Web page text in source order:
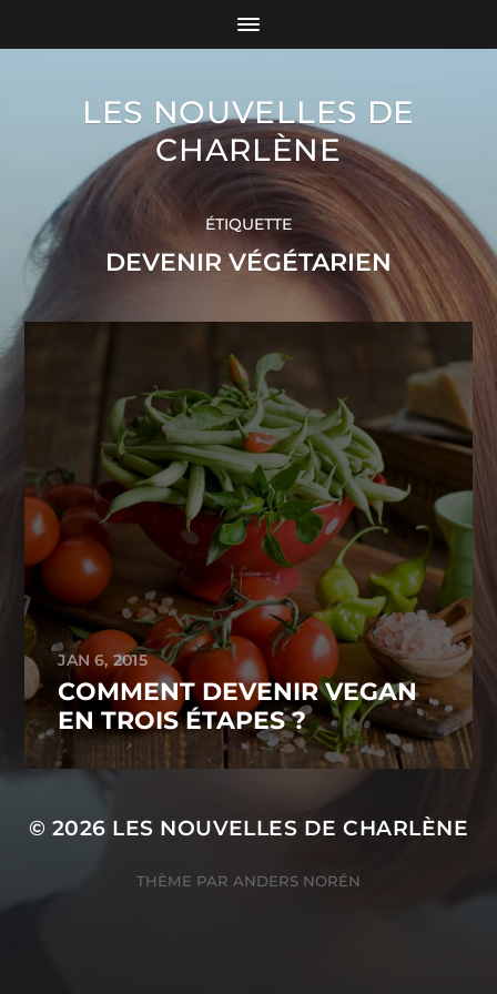
LES NOUVELLES DE
CHARLÈNE
ÉTIQUETTE
DEVENIR VÉGÉTARIEN
JAN 6, 2015
COMMENT DEVENIR VEGAN
EN TROIS ÉTAPES ?
© 2026 LES NOUVELLES DE CHARLÈNE
THÈME PAR ANDERS NORÉN